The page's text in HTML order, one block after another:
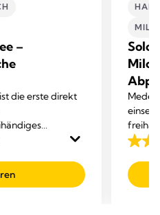
–
die erste direkt
4.6
von
5